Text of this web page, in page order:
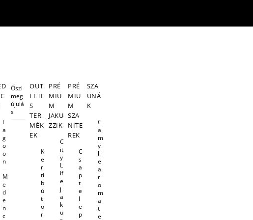
L
a
g
o
o
n
M
e
d
e
n
c
Őszi
meg
újulá
s
OUT
LETE
S
TER
MÉK
EK
K
e
r
ti
b
ú
t
o
r
PRÉ
MIU
M
JAKU
ZZIK
C
it
y
L
if
e
j
a
k
u
PRÉ
MIU
M
SZA
NITE
REK
C
s
a
p
t
e
l
e
p
SZA
UNÁ
K
C
a
m
y
ll
e
a
r
o
m
a
t
e